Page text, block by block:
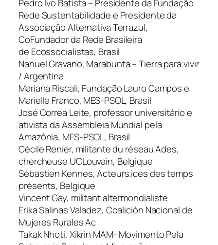
Pedro Ivo Batista – Presidente da Fundação
Rede Sustentabilidade e Presidente da
Associação Alternativa Terrazul,
CoFundador da Rede Brasileira
de Ecossocialistas, Brasil
Nahuel Gravano, Marabunta – Tierra para vivir
/ Argentina
Mariana Riscali, Fundação Lauro Campos e
Marielle Franco, MES-PSOL, Brasil
José Correa Leite, professor universitário e
ativista da Assembleia Mundial pela
Amazônia, MES-PSOL, Brasil
Cécile Renier, militante du réseau Ades,
chercheuse UCLouvain, Belgique
Sébastien Kennes, Acteurs.ices des temps
présents, Belgique
Vincent Gay, militant altermondialiste
Erika Salinas Valadez, Coalición Nacional de
Mujeres Rurales Ac
Takak Nhoti, Xikrin MAM- Movimento Pela